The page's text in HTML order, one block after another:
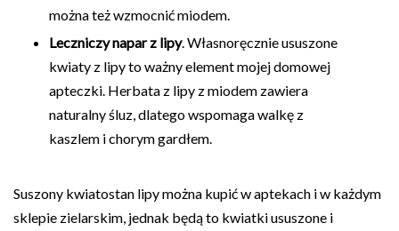
można też wzmocnić miodem.
Leczniczy napar z lipy. Własnoręcznie ususzone
kwiaty z lipy to ważny element mojej domowej
apteczki. Herbata z lipy z miodem zawiera
naturalny śluz, dlatego wspomaga walkę z
kaszlem i chorym gardłem.
Suszony kwiatostan lipy można kupić w aptekach i w każdym
sklepie zielarskim, jednak będą to kwiatki ususzone i